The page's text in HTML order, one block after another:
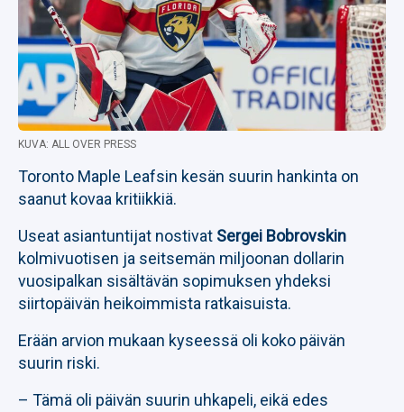
KUVA: ALL OVER PRESS
Toronto Maple Leafsin kesän suurin hankinta on
saanut kovaa kritiikkiä.
Useat asiantuntijat nostivat Sergei Bobrovskin
kolmivuotisen ja seitsemän miljoonan dollarin
vuosipalkan sisältävän sopimuksen yhdeksi
siirtopäivän heikoimmista ratkaisuista.
Erään arvion mukaan kyseessä oli koko päivän
suurin riski.
– Tämä oli päivän suurin uhkapeli, eikä edes